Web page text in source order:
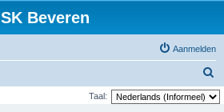
SK Beveren
Aanmelden
o
Taal: